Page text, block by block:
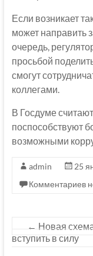
Если возникает
может направить
очередь,
просьбой
смогут
коллегами.
В Госдуме
поспособствуют
возможными
admin 25
Комментариев
← Новая
вступить в силу